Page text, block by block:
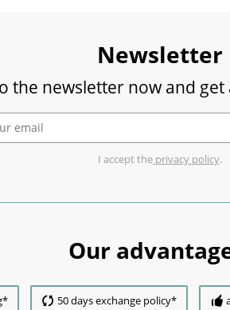
Newsletter
the newsletter now and
I accept the privacy policy.
Our
50 days exchange policy*